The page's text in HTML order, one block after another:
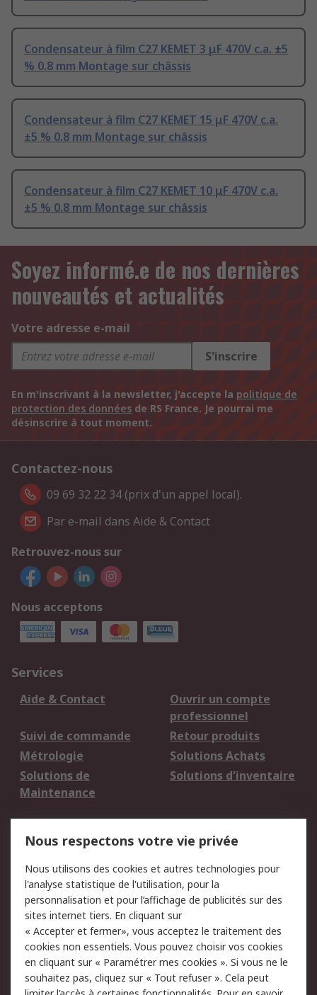
Condensateur à film C27 KEMET 3 μF 470V c.a. ±5
% 0.8 mm Montage sur châssis
Condensateur à film C27 KEMET 15 μF 470V c.a.
±5 % 0.8 mm Montage sur châssis
Condensateur à film C27 KEMET 10 μF 470V c.a.
±5 % 0.8 mm Montage sur châssis
Soyez informé.e de nos dernières
nouveautés et actualités
Votre adresse e-mail
S'inscrire
En m'inscrivant à la newsletter, j'accepte la politique de
protection des données de RS France. Je pourrai me
désinscrire à tout moment.
Contactez-nous
09 69 32 22 34 (prix d'un appel local).
Par e-mail dans Aide & Contact
Retrouvez-nous sur
Nous acceptons
Services
Aide & Contact
Ouvrir un compte
professionnel
Suivi de commande
Retour produits
Métrologie
Solutions Achats
Solutions de
Maintenance
Solutions d'inventaire
du site
Politique de protection
des données - Mise à
jour
Sécurité des E-mails
Conditions générales
de vente
Politique anti-
corruption
Campagnes marketing
Nous respectons votre vie privée
Nous utilisons des cookies et autres technologies pour
l'analyse statistique de l'utilisation, pour la
personnalisation et pour l’affichage de publicités sur des
sites internet tiers. En cliquant sur
« Accepter et fermer», vous acceptez le traitement des
cookies non essentiels. Vous pouvez choisir vos cookies
en cliquant sur « Paramétrer mes cookies ». Si vous ne le
souhaitez pas, cliquez sur « Tout refuser ». Cela peut